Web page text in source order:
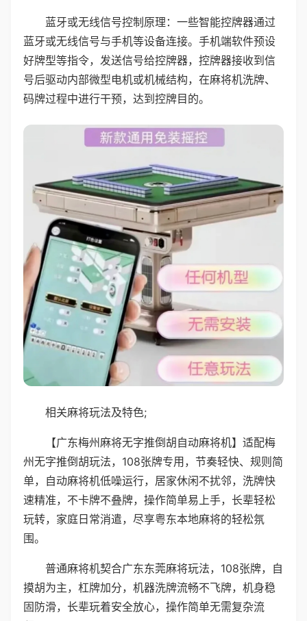
蓝牙或无线信号控制原理：一些智能控牌器通过
蓝牙或无线信号与手机等设备连接。手机端软件预设
好牌型等指令，发送信号给控牌器，控牌器接收到信
号后驱动内部微型电机或机械结构，在麻将机洗牌、
码牌过程中进行干预，达到控牌目的。
相关麻将玩法及特色;
【广东梅州麻将无字推倒胡自动麻将机】适配梅
州无字推倒胡玩法，108张牌专用，节奏轻快、规则简
单，自动麻将机低噪运行，居家休闲不扰邻，洗牌快
速精准，不卡牌不叠牌，操作简单易上手，长辈轻松
玩转，家庭日常消遣，尽享粤东本地麻将的轻松氛
围。
普通麻将机契合广东东莞麻将玩法，108张牌，自
摸胡为主，杠牌加分，机器洗牌流畅不飞牌，机身稳
固防滑，长辈玩着安全放心，操作简单无需复杂流